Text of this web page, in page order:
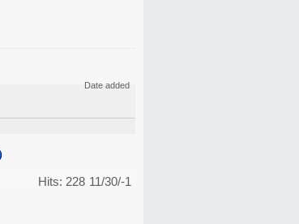
Date added
11/30/-1
Hits: 228